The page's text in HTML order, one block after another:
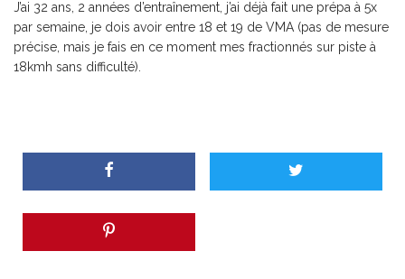
J’ai 32 ans, 2 années d’entraînement, j’ai déjà fait une prépa à 5x
par semaine, je dois avoir entre 18 et 19 de VMA (pas de mesure
précise, mais je fais en ce moment mes fractionnés sur piste à
18kmh sans difficulté).